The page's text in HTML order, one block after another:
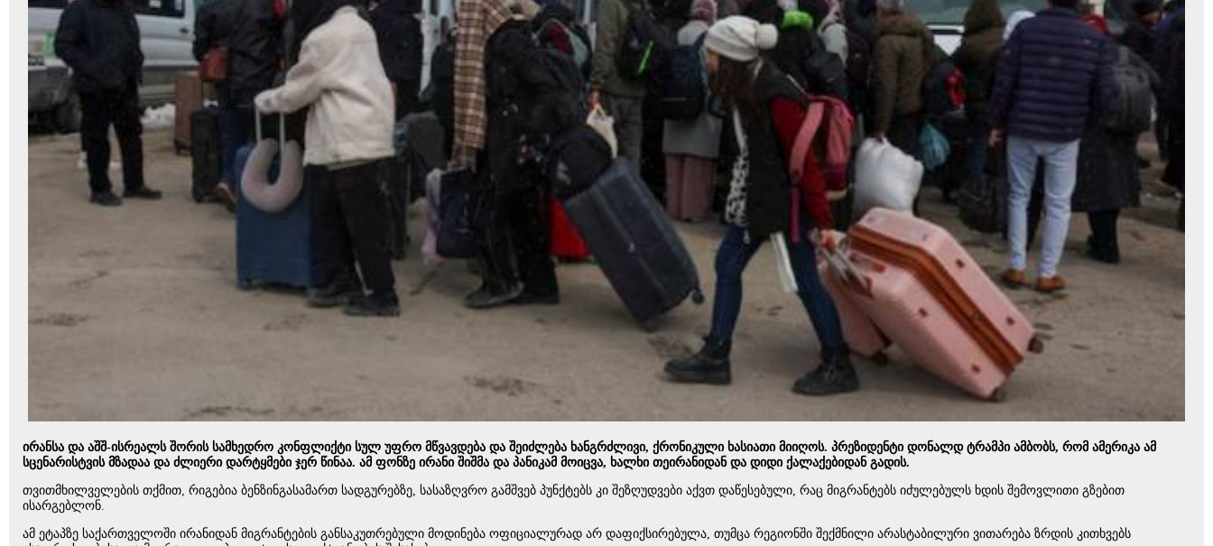
ირანსა და აშშ-ისრეალს შორის სამხედრო კონფლიქტი სულ უფრო მწვავდება და შეიძლება ხანგრძლივი, ქრონიკული ხასიათი მიიღოს. პრეზიდენტი დონალდ ტრამპი ამბობს, რომ ამერიკა ამ
სცენარისტვის მზადაა და ძლიერი დარტყმები ჯერ წინაა. ამ ფონზე ირანი შიშმა და პანიკამ მოიცვა, ხალხი თეირანიდან და დიდი ქალაქებიდან გადის.
თვითმხილველების თქმით, რიგებია ბენზინგასამართ სადგურებზე, სასაზღვრო გამშვებ პუნქტებს კი შეზღუდვები აქვთ დაწესებული, რაც მიგრანტებს იძულებულს ხდის შემოვლითი გზებით
ისარგებლონ.
ამ ეტაპზე საქართველოში ირანიდან მიგრანტების განსაკუთრებული მოდინება ოფიციალურად არ დაფიქსირებულა, თუმცა რეგიონში შექმნილი არასტაბილური ვითარება ზრდის კითხვებს